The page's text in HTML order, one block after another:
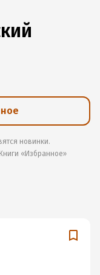
новинки.
«Избранное»